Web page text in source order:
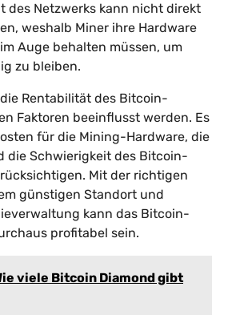
des Netzwerks kann nicht direkt
weshalb Miner ihre Hardware
Auge behalten müssen, um
zu bleiben.
Rentabilität des Bitcoin-
Faktoren beeinflusst werden. Es
für die Mining-Hardware, die
die Schwierigkeit des Bitcoin-
Mit der richtigen
günstigen Standort und
kann das Bitcoin-
profitabel sein.
viele Bitcoin Diamond gibt